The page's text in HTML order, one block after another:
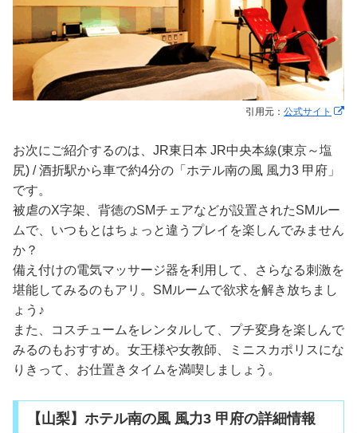
引用元： 公式サイト
お次にご紹介するのは、JR東日本 JR中央本線(東京～塩
尻) / 酒折駅から車で約4分の「ホテル南の風 風力3 甲府」
です。
被虐のX字架、背徳のSMチェアなどが設置されたSMルー
ムで、いつもとはちょっと違うプレイを楽しんでみません
か？
備え付けの電気マッサージ器を利用して、さらなる刺激を
堪能してみるのもアリ。SMルームで欲求を解き放ちまし
ょう♪
また、コスチュームをレンタルして、プチ変身を楽しんで
みるのもおすすめ。女王様や女教師、ミニスカポリスにな
りきって、お仕置きタイムを満喫しましょう。
【山梨】ホテル南の風 風力3 甲府の詳細情報